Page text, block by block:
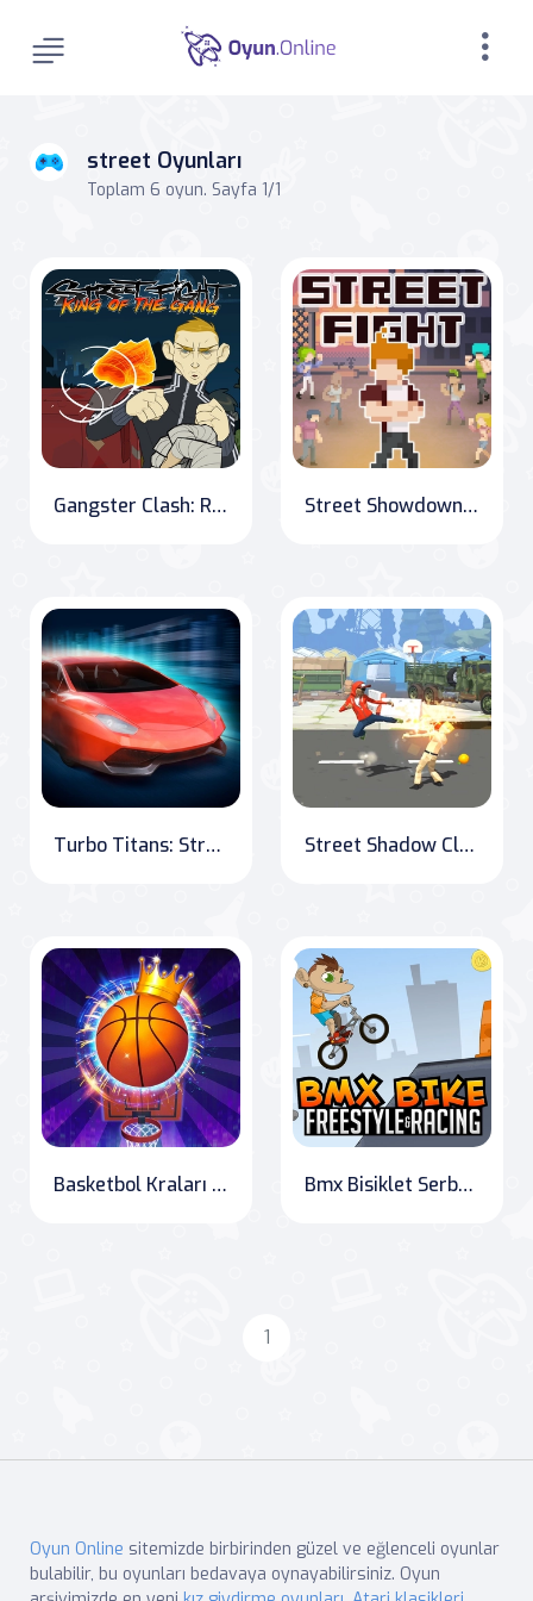
street Oyunları
Toplam 6 oyun. Sayfa 1/1
Gangster Clash: Rise to Power Street Showdown: The Ultimate Fighter
Turbo Titans: Street Racing Street Shadow Classic Fighter
Basketbol Kraları 2022 Bmx Bisiklet Serbest Stili ve Yarışı
1
Oyun Online sitemizde birbirinden güzel ve eğlenceli oyunlar
bulabilir, bu oyunları bedavaya oynayabilirsiniz. Oyun